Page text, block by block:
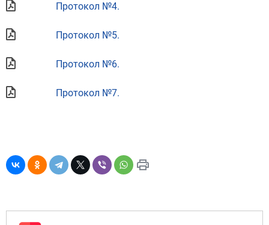
Протокол №4.
Протокол №5.
Протокол №6.
Протокол №7.